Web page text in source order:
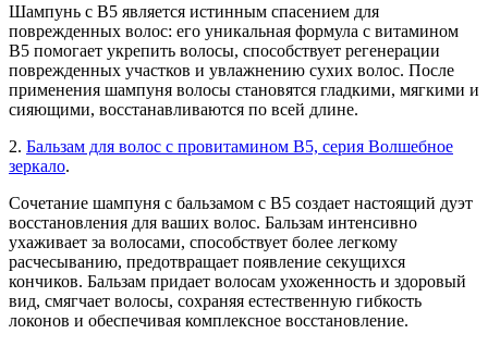
Шампунь с В5 является истинным спасением для
поврежденных волос: его уникальная формула с витамином
В5 помогает укрепить волосы, способствует регенерации
поврежденных участков и увлажнению сухих волос. После
применения шампуня волосы становятся гладкими, мягкими и
сияющими, восстанавливаются по всей длине.
2. Бальзам для волос с провитамином В5, серия Волшебное
зеркало.
Сочетание шампуня с бальзамом с В5 создает настоящий дуэт
восстановления для ваших волос. Бальзам интенсивно
ухаживает за волосами, способствует более легкому
расчесыванию, предотвращает появление секущихся
кончиков. Бальзам придает волосам ухоженность и здоровый
вид, смягчает волосы, сохраняя естественную гибкость
локонов и обеспечивая комплексное восстановление.